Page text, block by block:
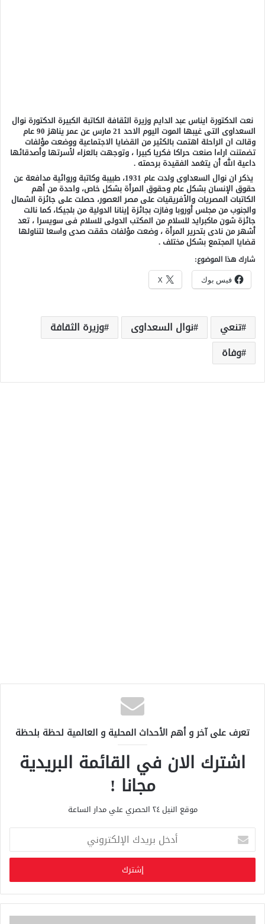
نعت الدكتورة ايناس عبد الدايم وزيرة الثقافة الكاتبة الكبيرة الدكتورة نوال
السعداوى التى غيبها الموت اليوم الاحد 21 مارس عن عمر يناهز 90 عام
وقالت ان الراحلة اهتمت بالكثير من القضايا الاجتماعية ووضعت مؤلفات
تضمتنت اراءا صنعت حراكا فكريا كبيرا ، وتوجهت بالعزاء لأسرتها وأصدقائها
داعية الله أن يتغمد الفقيدة برحمته .
يذكر ان نوال السعداوى ولدت عام 1931، طبيبة وكاتبة وروائية مدافعة عن
حقوق الإنسان بشكل عام وحقوق المرأة بشكل خاص، واحدة من أهم
الكاتبات المصريات والأفريقيات على مصر العصور، حصلت على جائزة الشمال
والجنوب من مجلس أوروبا وفازت بجائزة إينانا الدولية من بلجيكا، كما نالت
جائزة شون ماكبرايد للسلام من المكتب الدولى للسلام فى سويسرا ، تعد
أشهر من نادى بتحرير المرأة ، وضعت مؤلفات حققت صدى واسعا لتناولها
قضايا المجتمع بشكل مختلف .
شارك هذا الموضوع:
فيس بوك X
تنعي نوال السعداوى
وزيرة الثقافة
وفاة
تعرف على آخر و أهم الأحداث المحلية و العالمية لحظة بلحظة
اشترك الان في القائمة البريدية
مجانا !
موقع النيل ٢٤ الحصري علي مدار الساعة
خ
ب
ر
ي